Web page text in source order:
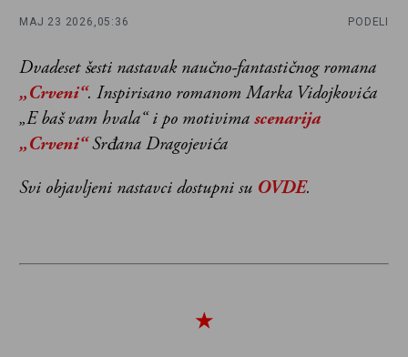
MAJ 23 2026, 05:36 PODELI
Dvadeset šesti nastavak naučno-fantastičnog romana
„Crveni“. Inspirisano romanom Marka Vidojkovića
„E baš vam hvala“ i po motivima scenarija
„Crveni“Srđana Dragojevića
Svi objavljeni nastavci dostupni su OVDE.
★